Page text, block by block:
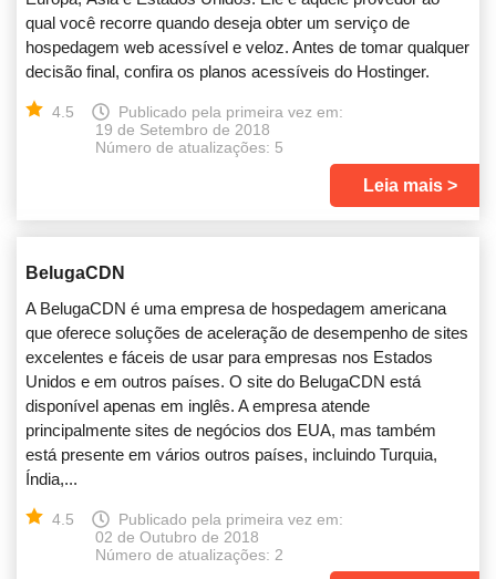
qual você recorre quando deseja obter um serviço de
hospedagem web acessível e veloz. Antes de tomar qualquer
decisão final, confira os planos acessíveis do Hostinger.
4.5
Publicado pela primeira vez em:
19 de Setembro de 2018
Número de atualizações: 5
Leia mais
BelugaCDN
A BelugaCDN é uma empresa de hospedagem americana
que oferece soluções de aceleração de desempenho de sites
excelentes e fáceis de usar para empresas nos Estados
Unidos e em outros países. O site do BelugaCDN está
disponível apenas em inglês. A empresa atende
principalmente sites de negócios dos EUA, mas também
está presente em vários outros países, incluindo Turquia,
Índia,...
4.5
Publicado pela primeira vez em:
02 de Outubro de 2018
Número de atualizações: 2